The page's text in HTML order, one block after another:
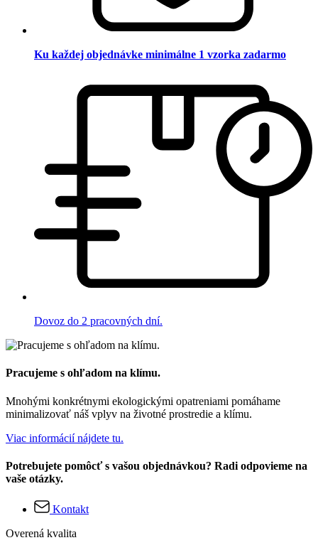
Ku každej objednávke minimálne 1 vzorka zadarmo
Dovoz do 2 pracovných dní.
Pracujeme s ohľadom na klímu.
Mnohými konkrétnymi ekologickými opatreniami pomáhame
minimalizovať náš vplyv na životné prostredie a klímu.
Viac informácií nájdete tu.
Potrebujete pomôcť s vašou objednávkou? Radi odpovieme na
vaše otázky.
Kontakt
Overená kvalita